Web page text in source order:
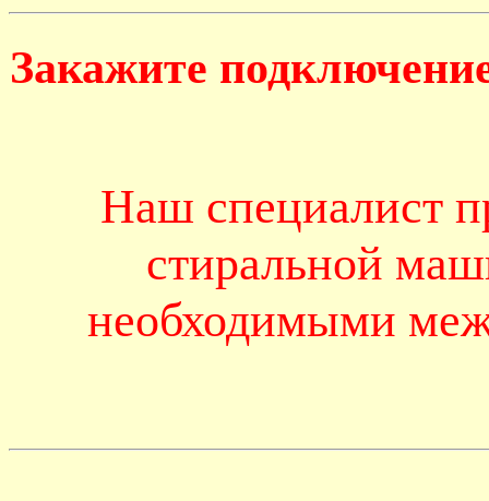
Закажите
Наш специалист
стиральной
необходимыми